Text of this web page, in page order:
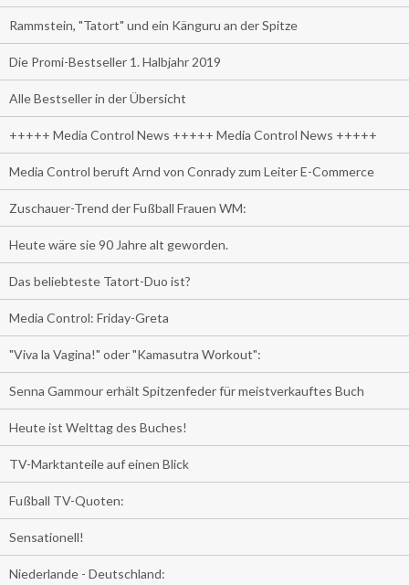
Rammstein, "Tatort" und ein Känguru an der Spitze
Die Promi-Bestseller 1. Halbjahr 2019
Alle Bestseller in der Übersicht
+++++ Media Control News +++++ Media Control News +++++
Media Control beruft Arnd von Conrady zum Leiter E-Commerce
Zuschauer-Trend der Fußball Frauen WM:
Heute wäre sie 90 Jahre alt geworden.
Das beliebteste Tatort-Duo ist?
Media Control: Friday-Greta
"Viva la Vagina!" oder "Kamasutra Workout":
Senna Gammour erhält Spitzenfeder für meistverkauftes Buch
Heute ist Welttag des Buches!
TV-Marktanteile auf einen Blick
Fußball TV-Quoten:
Sensationell!
Niederlande - Deutschland: